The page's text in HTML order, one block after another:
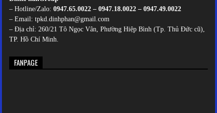
– Hotline/Zalo:0947.65.0022 – 0947.18.0022 – 0947.49.0022
– Email: tpkd.dinhphan@gmail.com
– Địa chỉ: 260/21 Tô Ngọc Vân, Phường Hiệp Bình (Tp. Thủ Đức cũ),
TP. Hồ Chí Minh.
FANPAGE